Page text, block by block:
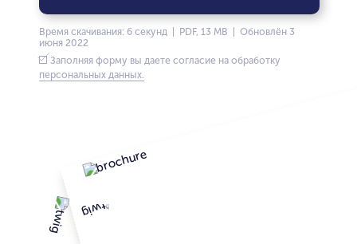
Время скачивания: 6 секунд | PDF, 13 MB | Обновлён 3
июня 2022
Заполняя форму вы даете согласие на обработку
персональных данных.